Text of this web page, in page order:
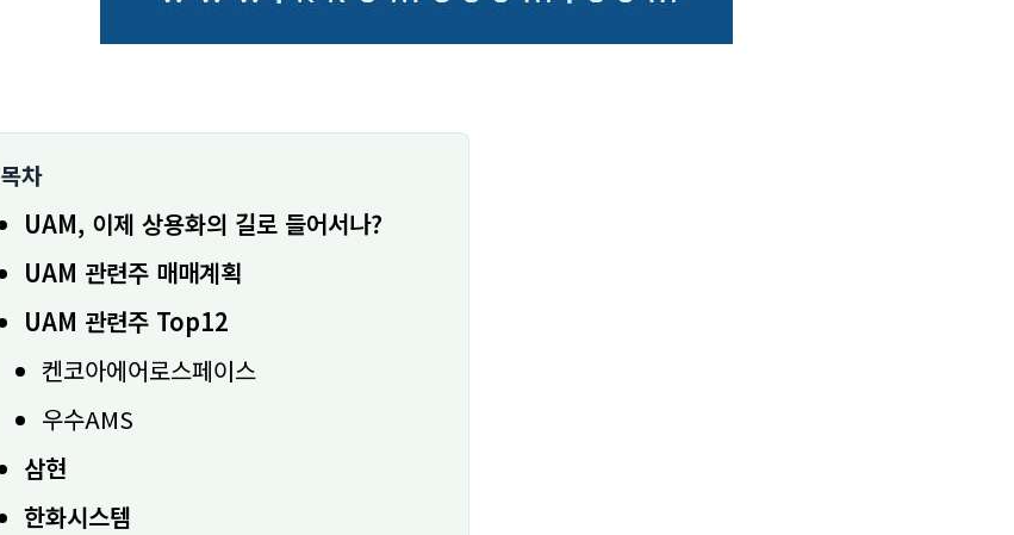
목차
UAM, 이제 상용화의 길로 들어서나?
UAM 관련주 매매계획
UAM 관련주 Top12
켄코아에어로스페이스
우수AMS
삼현
한화시스템